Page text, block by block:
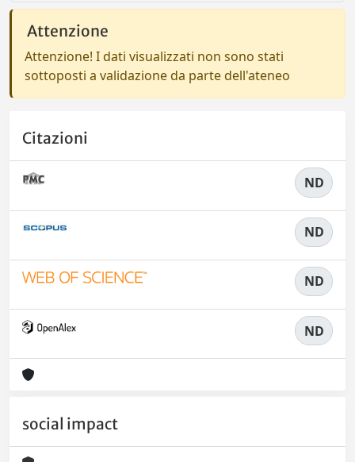
Attenzione
Attenzione! I dati visualizzati non sono stati
sottoposti a validazione da parte dell'ateneo
Citazioni
ND
ND
ND
ND
social impact